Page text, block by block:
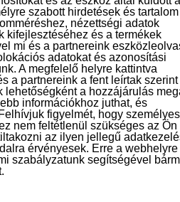
JELENTKEZÉS AZ
8 órás munkarend